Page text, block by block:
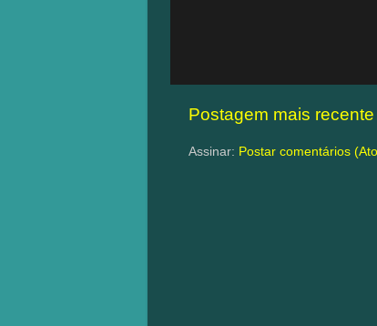
Postagem mais recente
Assinar: Postar comentários